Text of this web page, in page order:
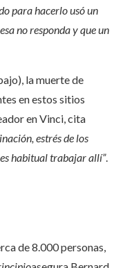
para hacerlo usó un
no responda y que un
la muerte de
en estos sitios
en Vinci, cita
estrés de los
habitual trabajar allí”.
de 8.000 personas,